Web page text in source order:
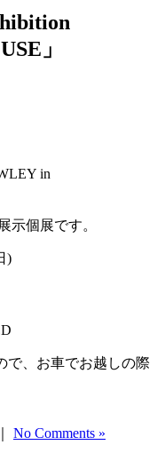
」
in
示個展です。
)
で、お車でお越しの際
No Comments »